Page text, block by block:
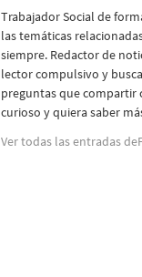
Trabajador Social de
las temáticas
siempre. Redactor de
lector compulsivo y
preguntas que compartir
curioso y quiera saber
Ver todas las entradas